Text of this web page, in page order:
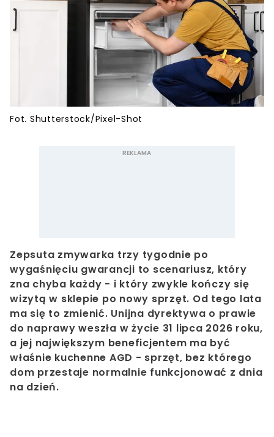
Fot. Shutterstock/Pixel-Shot
Zepsuta zmywarka trzy tygodnie po
wygaśnięciu gwarancji to scenariusz, który
zna chyba każdy - i który zwykle kończy się
wizytą w sklepie po nowy sprzęt. Od tego lata
ma się to zmienić. Unijna dyrektywa o prawie
do naprawy weszła w życie 31 lipca 2026 roku,
a jej największym beneficjentem ma być
właśnie kuchenne AGD - sprzęt, bez którego
dom przestaje normalnie funkcjonować z dnia
na dzień.